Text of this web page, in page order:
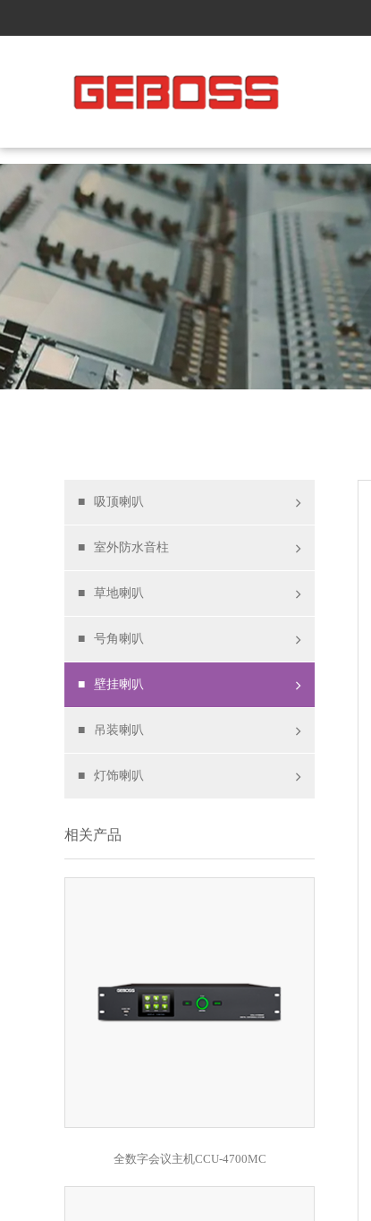
■ 吸顶喇叭
■ 室外防水音柱
■ 草地喇叭
■ 号角喇叭
■ 壁挂喇叭
■ 吊装喇叭
■ 灯饰喇叭
相关产品
全数字会议主机CCU-4700MC